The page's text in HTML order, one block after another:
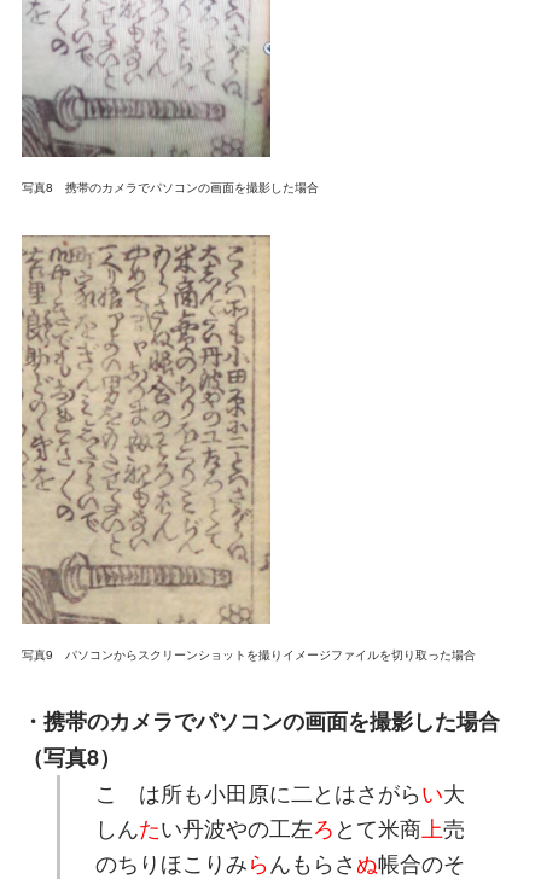
写真8 携帯のカメラでパソコンの画面を撮影した場合
写真9 パソコンからスクリーンショットを撮りイメージファイルを切り取った場合
・携帯のカメラでパソコンの画面を撮影した場合
（写真8）
こゝは所も小田原に二とはさがらい大
しんたい丹波やの工左ろとて米商 上売
のちりほこりみらんもらさぬ帳合のそ